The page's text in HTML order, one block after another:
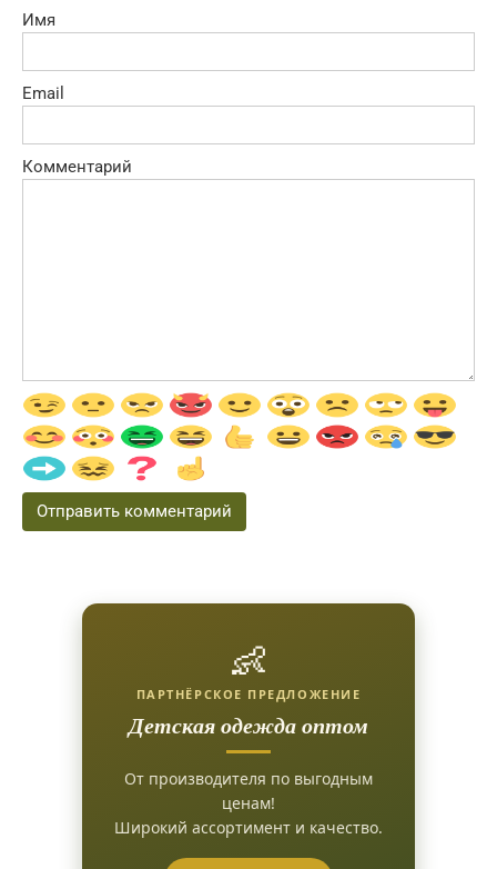
Имя
Email
Комментарий
👶
ПАРТНЁРСКОЕ ПРЕДЛОЖЕНИЕ
Детская одежда оптом
От производителя по выгодным
ценам!
Широкий ассортимент и качество.